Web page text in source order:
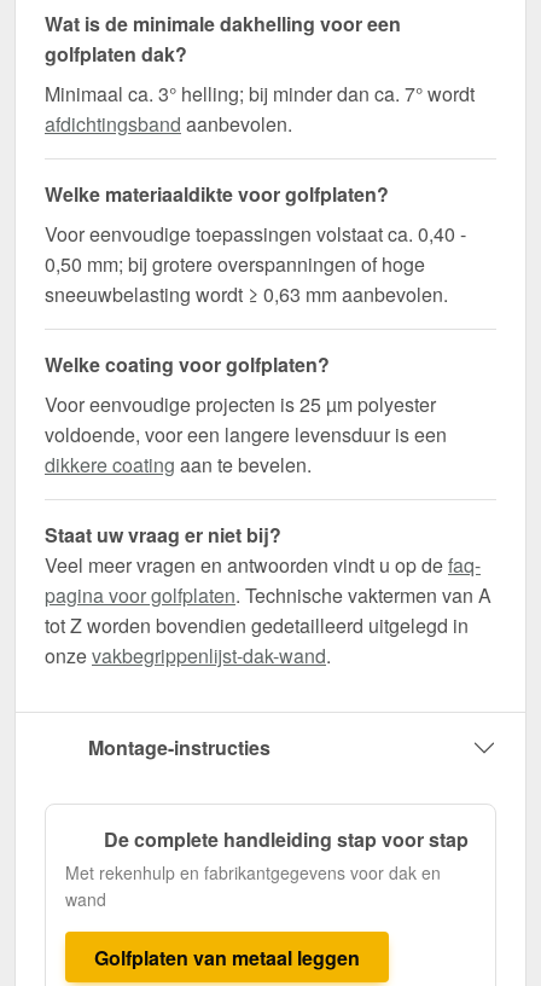
Wat is de minimale dakhelling voor een
golfplaten dak?
Minimaal ca. 3° helling; bij minder dan ca. 7° wordt
afdichtingsband aanbevolen.
Welke materiaaldikte voor golfplaten?
Voor eenvoudige toepassingen volstaat ca. 0,40 -
0,50 mm; bij grotere overspanningen of hoge
sneeuwbelasting wordt ≥ 0,63 mm aanbevolen.
Welke coating voor golfplaten?
Voor eenvoudige projecten is 25 µm polyester
voldoende, voor een langere levensduur is een
dikkere coating aan te bevelen.
Staat uw vraag er niet bij?
Veel meer vragen en antwoorden vindt u op defaq-
pagina voor golfplaten. Technische vaktermen van A
tot Z worden bovendien gedetailleerd uitgelegd in
onzevakbegrippenlijst-dak-wand.
Montage-instructies
De complete handleiding stap voor stap
Met rekenhulp en fabrikantgegevens voor dak en
wand
Golfplaten van metaal leggen